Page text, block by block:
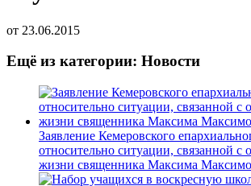
от 23.06.2015
Ещё из категории: Новости
Заявление Кемеровского
относительно ситуации, связанной с
жизни священника Максима